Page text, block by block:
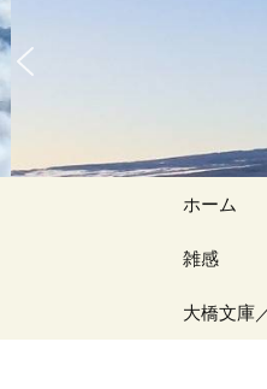
キ
ッ
ホーム
雑感
アーカイ
大橋文庫